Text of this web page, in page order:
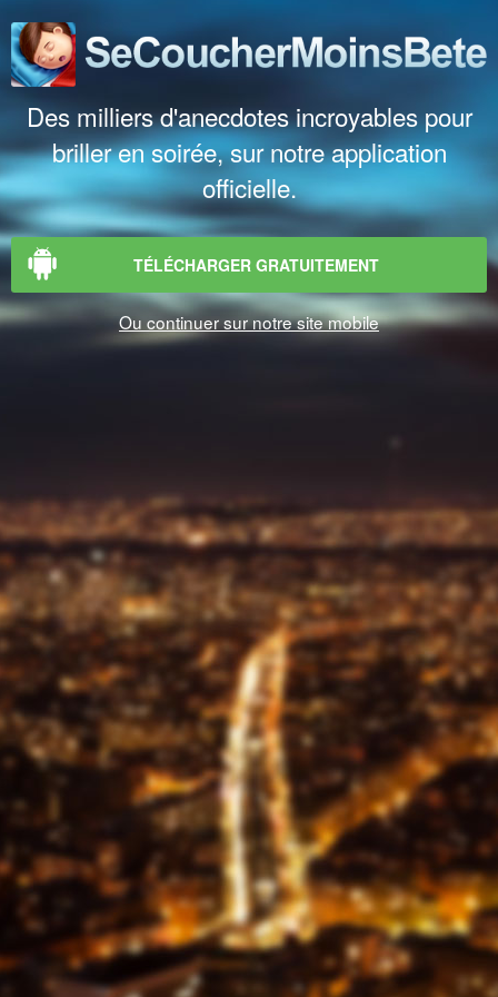
Des milliers d'anecdotes incroyables pour
briller en soirée, sur notre application
officielle.
TÉLÉCHARGER GRATUITEMENT
Ou continuer sur notre site mobile